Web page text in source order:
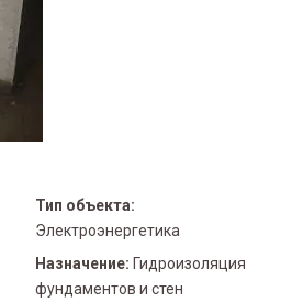
Тип объекта:
Электроэнергетика
Назначение: Гидроизоляция
фундаментов и стен